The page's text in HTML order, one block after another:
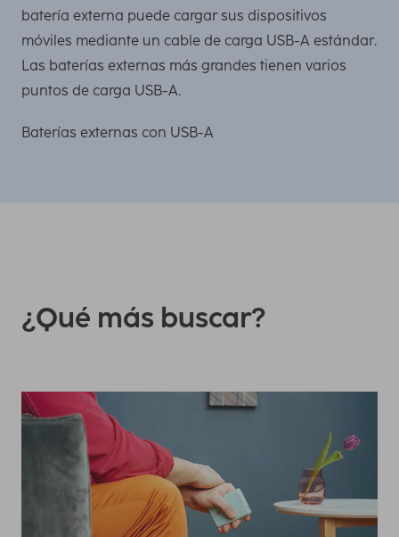
batería externa puede cargar sus dispositivos
móviles mediante un cable de carga USB-A estándar.
Las baterías externas más grandes tienen varios
puntos de carga USB-A.
Baterías externas con USB-A
¿Qué más buscar?